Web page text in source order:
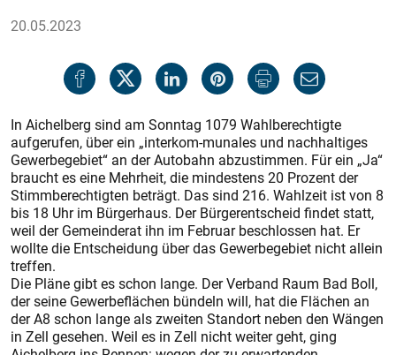
20.05.2023
In Aichelberg sind am Sonntag 1079 Wahlberechtigte
aufgerufen, über ein „interkom-munales und nachhaltiges
Gewerbegebiet“ an der Autobahn abzustimmen. Für ein „Ja“
braucht es eine Mehrheit, die mindestens 20 Prozent der
Stimmberechtigten beträgt. Das sind 216. Wahlzeit ist von 8
bis 18 Uhr im Bürgerhaus. Der Bürgerentscheid findet statt,
weil der Gemeinderat ihn im Februar beschlossen hat. Er
wollte die Entscheidung über das Gewerbegebiet nicht allein
treffen.
Die Pläne gibt es schon lange. Der Verband Raum Bad Boll,
der seine Gewerbeflächen bündeln will, hat die Flächen an
der A8 schon lange als zweiten Standort neben den Wängen
in Zell gesehen. Weil es in Zell nicht weiter geht, ging